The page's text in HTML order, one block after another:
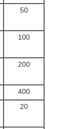
50
100
200
400
20